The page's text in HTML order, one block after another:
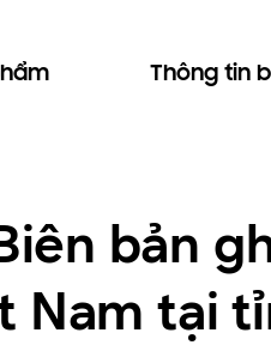
Thông tin
bản
Nam tại